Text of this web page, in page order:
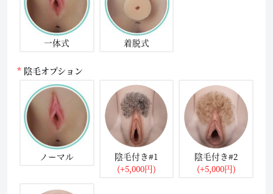
一体式 着脱式
陰毛オプション
ノーマル
陰毛付き#1
(+5,000円)
陰毛付き#2
(+5,000円)